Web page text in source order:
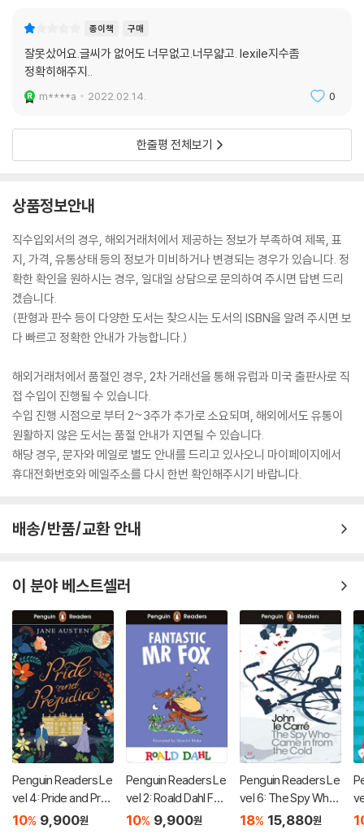
종이책 구매
잘못샀어요.글씨가 없어도 너무없고.너무얇고. lexile지수좀
정확히해주지..
m****a 2022.02.14. 0
한줄평 전체보기
상품정보안내
직수입외서의 경우, 해외거래처에서 제공하는 정보가 부족하여 제목, 표
지, 가격, 유통상태 등의 정보가 미비하거나 변경되는 경우가 있습니다. 정
확한 확인을 원하시는 경우, 일대일 상담으로 문의하여 주시면 답변 드리
겠습니다.
(판형과 판수 등이 다양한 도서는 찾으시는 도서의 ISBN을 알려 주시면 보
다 빠르고 정확한 안내가 가능합니다.)
해외거래처에서 품절인 경우, 2차 거래선을 통해 유럽과 미국 출판사로 직
접 수입이 진행될 수 있습니다.
수입 진행 시점으로 부터 2~3주가 추가로 소요되며, 해외에서도 유통이
원활하지 않은 도서는 품절 안내가 지연될 수 있습니다.
해당 경우, 문자와 메일로 별도 안내를 드리고 있사오니 마이페이지에서
휴대전화번호와 메일주소를 다시 한번 확인해주시기 바랍니다.
배송/반품/교환 안내
이 분야 베스트셀러
Penguin Readers Le
vel 4: Pride and Prej
udice (ELT Graded
10% 9,900원
Penguin Readers Le
vel 2: Roald Dahl Fan
tastic Mr Fox (ELT G
10% 9,900원
Penguin Readers Le
vel 6: The Spy Who
Came in from the C
18% 15,880원